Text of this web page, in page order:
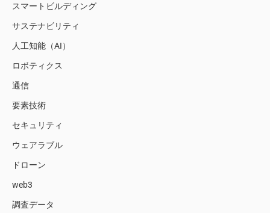
スマートビルディング
サステナビリティ
人工知能（AI）
ロボティクス
通信
要素技術
セキュリティ
ウェアラブル
ドローン
web3
調査データ